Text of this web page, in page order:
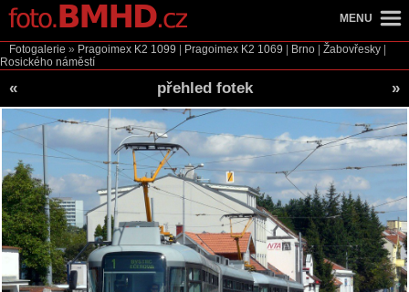
Fotogalerie » Pragoimex K2 1099 Pragoimex K2 1069 Brno Žabovřesky
Rosického náměstí
« přehled fotek »
MENU